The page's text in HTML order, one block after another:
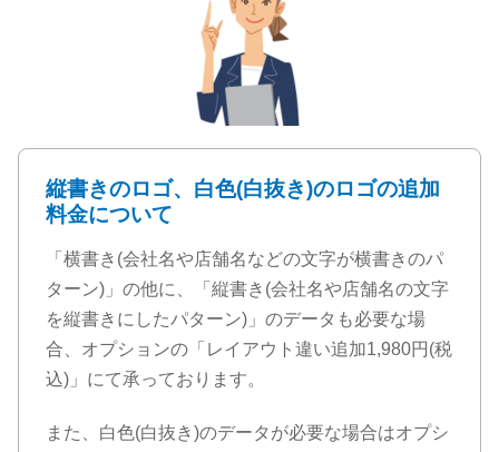
縦書きのロゴ、白色(白抜き)のロゴの追加
料金について
「横書き(会社名や店舗名などの文字が横書きのパ
ターン)」の他に、「縦書き(会社名や店舗名の文字
を縦書きにしたパターン)」のデータも必要な場
合、オプションの「レイアウト違い追加1,980円(税
込)」にて承っております。
また、白色(白抜き)のデータが必要な場合はオプシ